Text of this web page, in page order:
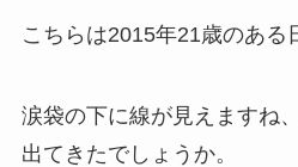
こちらは2015年21歳のある
涙袋の下に線が見えますね
出てきたでしょうか。